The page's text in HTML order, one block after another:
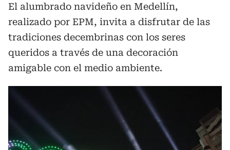
El alumbrado navideño en Medellín,
realizado por EPM, invita a disfrutar de las
tradiciones decembrinas con los seres
queridos a través de una decoración
amigable con el medio ambiente.